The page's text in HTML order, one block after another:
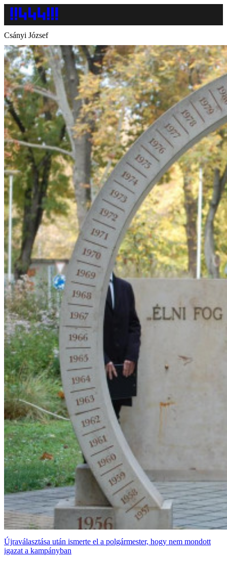
Csányi József
Újraválasztása után ismerte el a polgármester, hogy nem mondott
igazat a kampányban